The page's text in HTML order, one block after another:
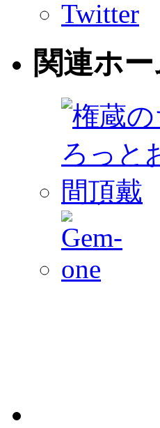
Twitter
関連ホ